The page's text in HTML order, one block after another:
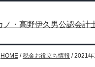
HOME /税金お役立ち情報 /2021